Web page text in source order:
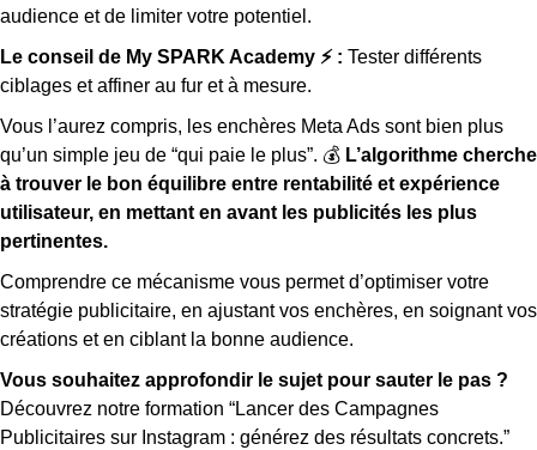
audience et de limiter votre potentiel.
Le conseil de My SPARK Academy ⚡ : Tester différents
ciblages et affiner au fur et à mesure.
Vous l’aurez compris, les enchères Meta Ads sont bien plus
qu’un simple jeu de “qui paie le plus”. 💰 L’algorithme cherche
à trouver le bon équilibre entre rentabilité et expérience
utilisateur, en mettant en avant les publicités les plus
pertinentes.
Comprendre ce mécanisme vous permet d’optimiser votre
stratégie publicitaire, en ajustant vos enchères, en soignant vos
créations et en ciblant la bonne audience.
Vous souhaitez approfondir le sujet pour sauter le pas ?
Découvrez notre formation “Lancer des Campagnes
Publicitaires sur Instagram : générez des résultats concrets.”